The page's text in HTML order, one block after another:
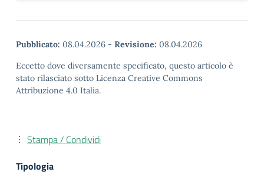
Pubblicato: 08.04.2026 - Revisione: 08.04.2026
Eccetto dove diversamente specificato, questo articolo è
stato rilasciato sotto Licenza Creative Commons
Attribuzione 4.0 Italia.
Stampa / Condividi
Tipologia